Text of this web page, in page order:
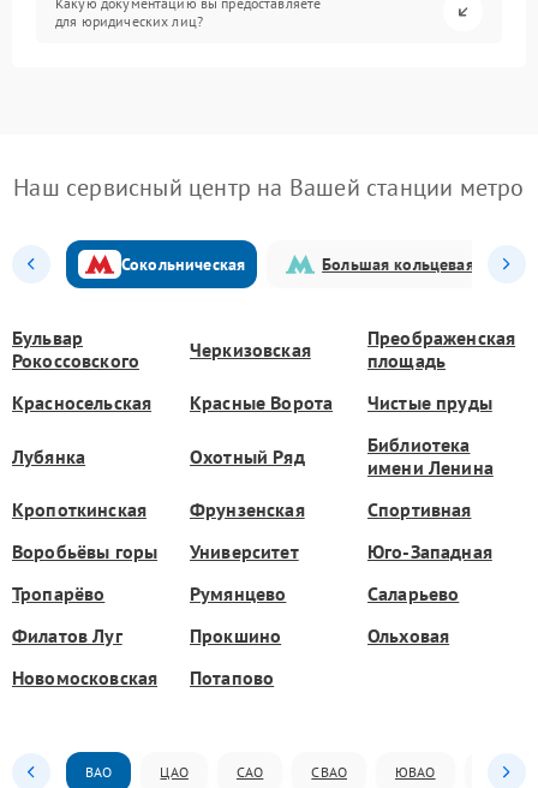
для юридических лиц?
Наш сервисный центр на Вашей станции метро
Сокольническая Большая кольцевая
Бульвар
Рокоссовского
Черкизовская
Преображенская
площадь
Красносельская
Красные Ворота Чистые пруды
Лубянка Охотный Ряд
Библиотека
имени Ленина
Кропоткинская
Фрунзенская
Спортивная
Воробьёвы горы
Университет
Юго-Западная
Тропарёво
Румянцево
Саларьево
Филатов Луг
Прокшино
Ольховая
Новомосковская
Потапово
ВАО ЦАО САО СВАО ЮВАО ЮАО